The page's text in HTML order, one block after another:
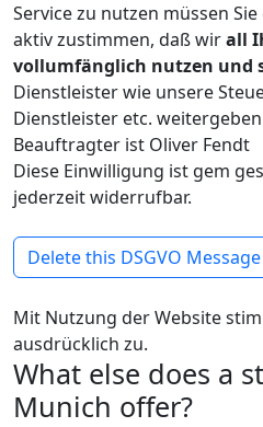
Service zu nutzen müssen
aktiv zustimmen, daß wirall
vollumfänglich nutzen und
Dienstleister wie unsere
Dienstleister etc.
Beauftragter ist Oliver Fendt
Diese Einwilligung ist gem
jederzeit widerrufbar.
Delete this DSGVO Message
Mit Nutzung der Website
ausdrücklich zu.
What else does a
Munich offer?